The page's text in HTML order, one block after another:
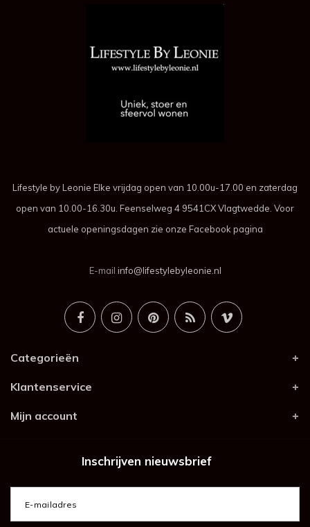
Lifestyle by Leonie Elke vrijdag open van 10.00u-17.00 en zaterdag
open van 10.00-16.30u. Feenselweg 4 9541CX Vlagtwedde. Voor
actuele openingsdagen zie onze Facebook pagina
E-mail info@lifestylebyleonie.nl
Categorieën
Klantenservice
Mijn account
Inschrijven nieuwsbrief